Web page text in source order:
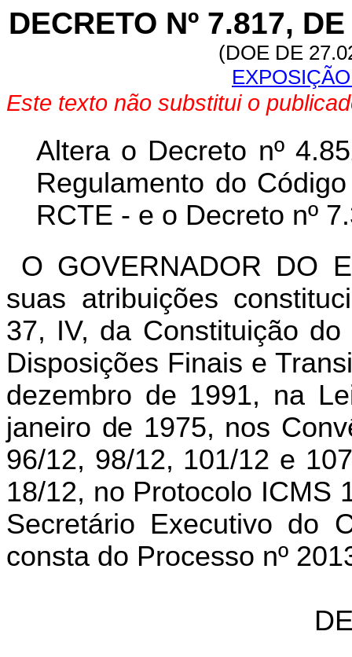
DECRETO Nº 7.817,
(DOE DE
Este texto não substitui o
Altera o Decreto nº
Regulamento do
RCTE - e o Decreto nº
O GOVERNADOR DO
suas atribuições
37, IV, da Constituição
Disposições Finais e
dezembro de 1991, na
janeiro de 1975, nos
96/12, 98/12, 101/12 e
18/12, no Protocolo ICMS
Secretário Executivo do
consta do Processo nº